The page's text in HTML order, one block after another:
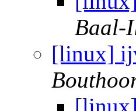
Baal-
[linux]